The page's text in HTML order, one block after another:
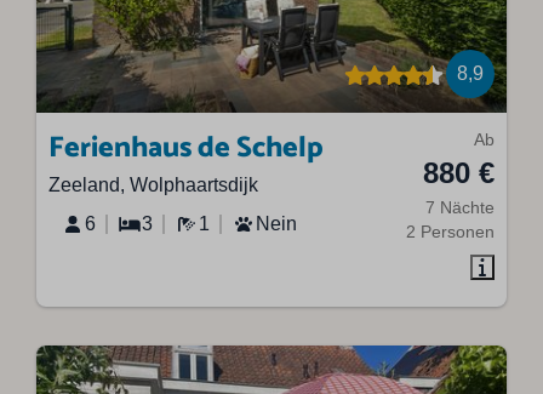
8,9
Ab
880 €
7 Nächte
2 Personen
Ferienhaus de Schelp
Zeeland, Wolphaartsdijk
6
3 1 Nein